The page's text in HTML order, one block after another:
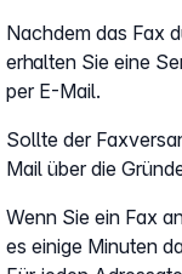
Nachdem das Fax
erhalten Sie eine
per E-Mail.
Sollte der
Mail über die
Wenn Sie ein Fax
es einige Minuten